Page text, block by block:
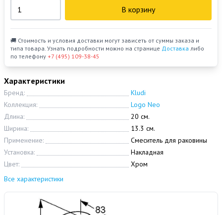
Характеристики
Бренд:
Kludi
Коллекция:
Logo Neo
Длина:
20 см.
Ширина:
13.3 см.
Применение:
Смеситель для раковины
Установка:
Накладная
Цвет:
Хром
Все характеристики
В корзину
🚚 Стоимость и условия доставки могут зависеть от суммы заказа и
типа товара. Узнать подробности можно на странице Доставка либо
по телефону +7 (495) 109-38-45